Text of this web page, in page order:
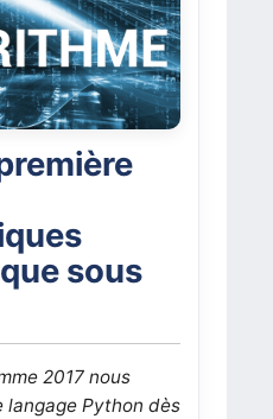
sous
2017 nous
Python dès